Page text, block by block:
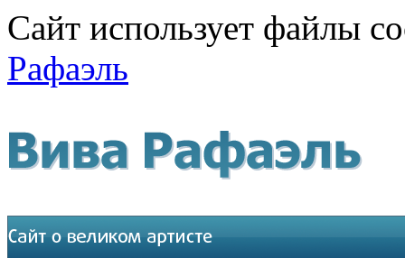
Сайт использует файлы
Рафаэль